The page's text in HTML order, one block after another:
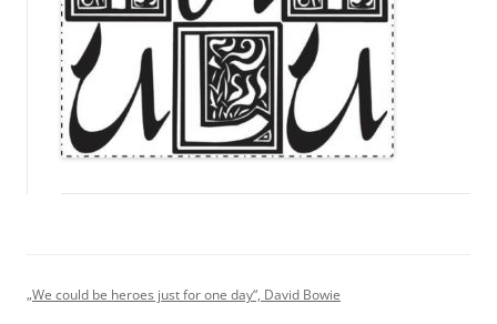
„We could be heroes just for one day“, David Bowie